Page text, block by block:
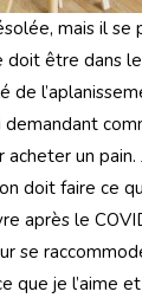
mais il
doit être dans
un pain.
doit faire ce
après le
que je l’aime